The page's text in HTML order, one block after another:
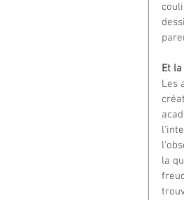
Et
Les
la